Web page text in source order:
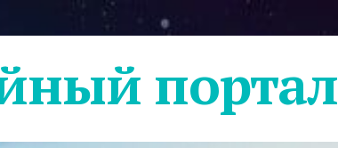
портал